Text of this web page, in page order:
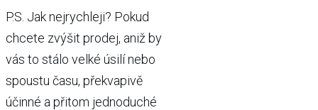
P.S. Jak nejrychleji? Pokud
chcete zvýšit prodej, aniž by
vás to stálo velké úsilí nebo
spoustu času, překvapivě
účinné a přitom jednoduché